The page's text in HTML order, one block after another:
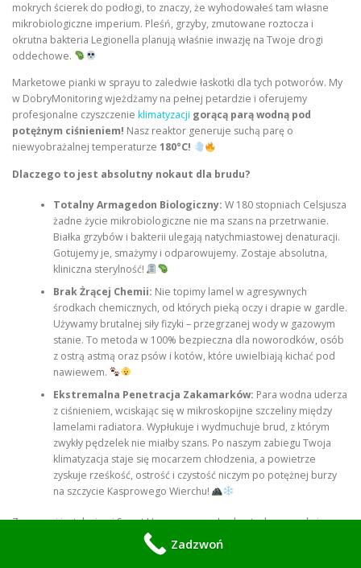
mokrych ścierek do podłogi, to znaczy, że wyhodowałeś tam własne
mikrobiologiczne imperium. Pleśń, grzyby, zmutowane roztocza i
okrutna bakteria Legionella planują właśnie inwazję na Twoje drogi
oddechowe.
Marketowe pianki w sprayu to zaledwie łaskotki dla tych potworów. My
w DobryMonitoring wjeżdżamy na pełnej petardzie i oferujemy
profesjonalne czyszczenie klimatyzacji gorącą parą wodną pod
potężnym ciśnieniem! Nasz reaktor generuje suchą parę o
niewyobrażalnej temperaturze 180°C!
Dlaczego to jest absolutny nokaut dla brudu?
Totalny Armagedon Biologiczny: W 180 stopniach Celsjusza
żadne życie mikrobiologiczne nie ma szans na przetrwanie.
Białka grzybów i bakterii ulegają natychmiastowej denaturacji.
Gotujemy je, smażymy i odparowujemy. Zostaje absolutna,
kliniczna sterylność!
Brak Żrącej Chemii: Nie topimy lamel w agresywnych
środkach chemicznych, od których pieką oczy i drapie w gardle.
Używamy brutalnej siły fizyki – przegrzanej wody w gazowym
stanie. To metoda w 100% bezpieczna dla noworodków, osób
z ostrą astmą oraz psów i kotów, które uwielbiają kichać pod
nawiewem.
Ekstremalna Penetracja Zakamarków: Para wodna uderza
z ciśnieniem, wciskając się w mikroskopijne szczeliny między
lamelami radiatora. Wypłukuje i wydmuchuje brud, z którym
zwykły pędzelek nie miałby szans. Po naszym zabiegu Twoja
klimatyzacja staje się mocarzem chłodzenia, a powietrze
zyskuje rześkość, ostrość i czystość niczym po potężnej burzy
na szczycie Kasprowego Wierchu!
Z naszymi instalacjami Smart Home masz pełną kontrolę, wygodę i
Zadzwoń